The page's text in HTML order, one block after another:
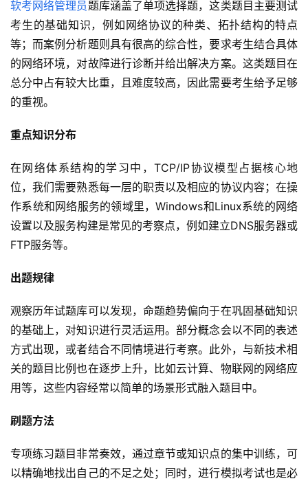
软考网络管理员题库涵盖了单项选择题，这类题目主要测试
考生的基础知识，例如网络协议的种类、拓扑结构的特点
等；而案例分析题则具有很高的综合性，要求考生结合具体
的网络环境，对故障进行诊断并给出解决方案。这类题目在
总分中占有较大比重，且难度较高，因此需要考生给予足够
的重视。
重点知识分布
在网络体系结构的学习中，TCP/IP协议模型占据核心地
位，我们需要熟悉每一层的职责以及相应的协议内容；在操
作系统和网络服务的领域里，Windows和Linux系统的网络
设置以及服务构建是常见的考察点，例如建立DNS服务器或
FTP服务等。
出题规律
观察历年试题库可以发现，命题趋势偏向于在巩固基础知识
的基础上，对知识进行灵活运用。部分概念会以不同的表述
方式出现，或者结合不同情境进行考察。此外，与新技术相
关的题目比例也在逐步上升，比如云计算、物联网的网络应
用等，这些内容经常以简单的场景形式融入题目中。
刷题方法
专项练习题目非常奏效，通过章节或知识点的集中训练，可
以精确地找出自己的不足之处；同时，进行模拟考试也是必